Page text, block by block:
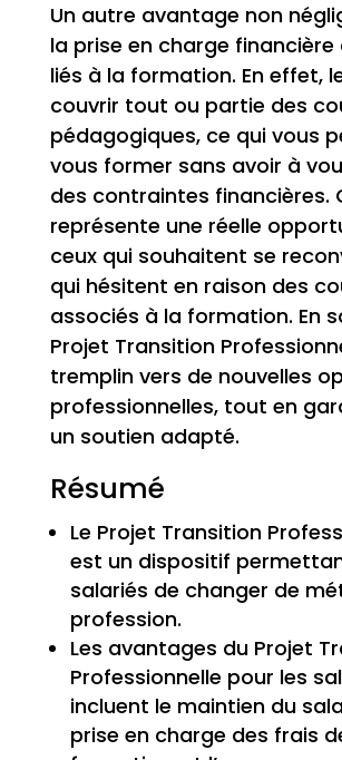
Un autre avantage non
la prise en charge financière
liés à la formation. En effet,
couvrir tout ou partie des
pédagogiques, ce qui vous
vous former sans avoir à
des contraintes financières.
représente une réelle
ceux qui souhaitent se
qui hésitent en raison des
associés à la formation. En
Projet Transition
tremplin vers de nouvelles
professionnelles, tout en
un soutien adapté.
Résumé
Le Projet Transition
est un dispositif
salariés de changer de
profession.
Les avantages du Projet
Professionnelle pour les
incluent le maintien du
prise en charge des frais